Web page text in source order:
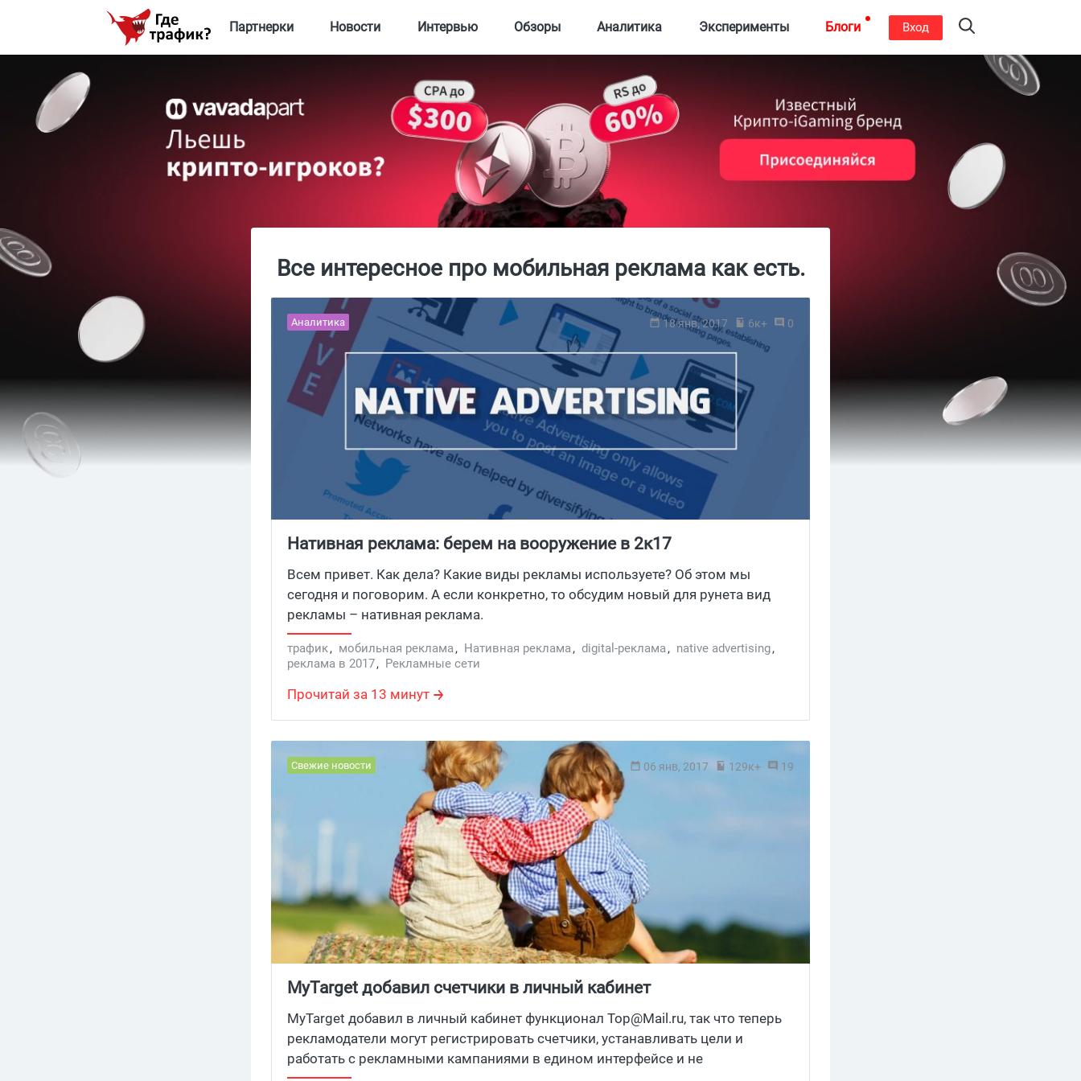
Партнерки Новости Интервью Обзоры Аналитика Эксперименты Блоги Вход
Все интересное про мобильная реклама как есть.
Аналитика 18 янв, 2017 6к+ 0
Нативная реклама: берем на вооружение в 2к17
Всем привет. Как дела? Какие виды рекламы используете? Об этом мы
сегодня и поговорим. А если конкретно, то обсудим новый для рунета вид
рекламы – нативная реклама.
трафик, мобильная реклама, Нативная реклама, digital-реклама, native advertising,
реклама в 2017, Рекламные сети
Прочитай за 13 минут
Свежие новости 06 янв, 2017 129к+ 19
MyTarget добавил счетчики в личный кабинет
MyTarget добавил в личный кабинет функционал Top@Mail.ru, так что теперь
рекламодатели могут регистрировать счетчики, устанавливать цели и
работать с рекламными кампаниями в едином интерфейсе и не